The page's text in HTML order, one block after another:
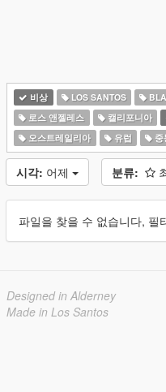
비상 LOS SANTOS
로스 앤젤레스
캘리포니아
오스트레일리아
유럽 중
시각: 어제 분류:
파일을 찾을 수 없습니다, 필
Designed in Alderney
Made in Los Santos